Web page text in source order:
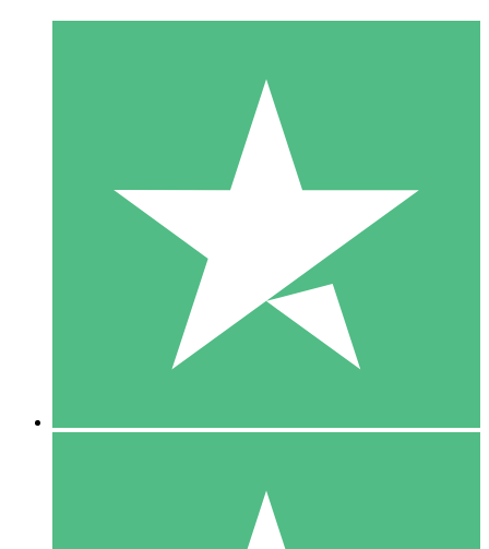
Individuelle Credit-Pakete
Zahlen Sie nach Bedarf mit Download-Credits. Keine
monatliche Verpflichtung erforderlich.
10 00
10 Downloads
20 00